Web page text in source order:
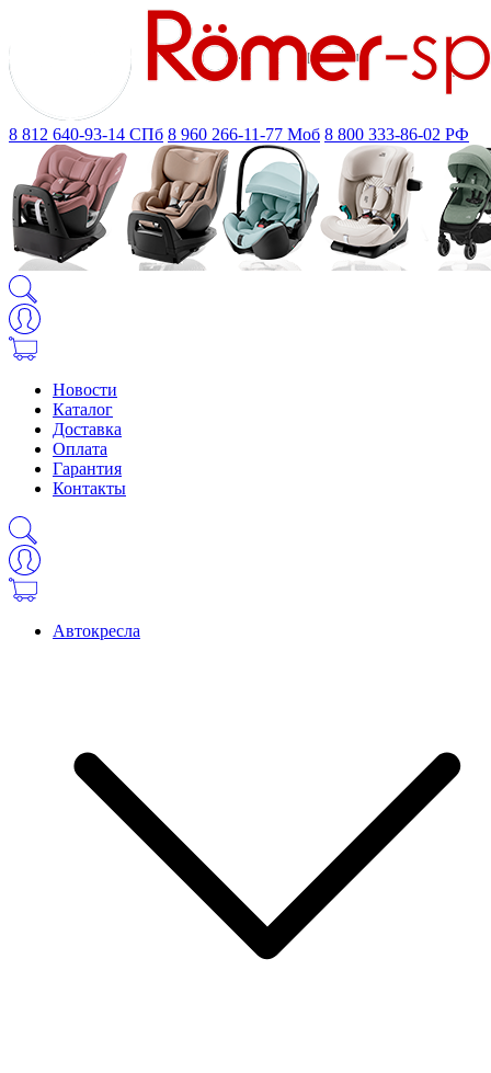
8 812 640-93-14 СПб 8 960 266-11-77 Моб 8 800 333-86-02 РФ
Новости
Каталог
Доставка
Оплата
Гарантия
Контакты
Автокресла